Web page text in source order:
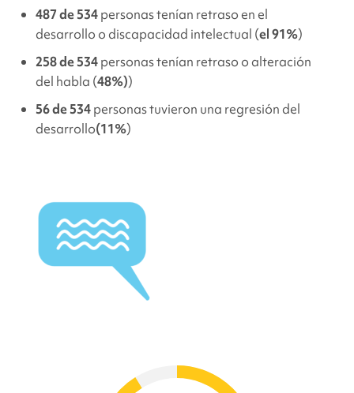
487 de 534personas tenían retraso en el
desarrollo o discapacidad intelectual (el 91%)
258 de 534personas tenían retraso o alteración
del habla (48%))
56 de 534personas tuvieron una regresión del
desarrollo(11%)